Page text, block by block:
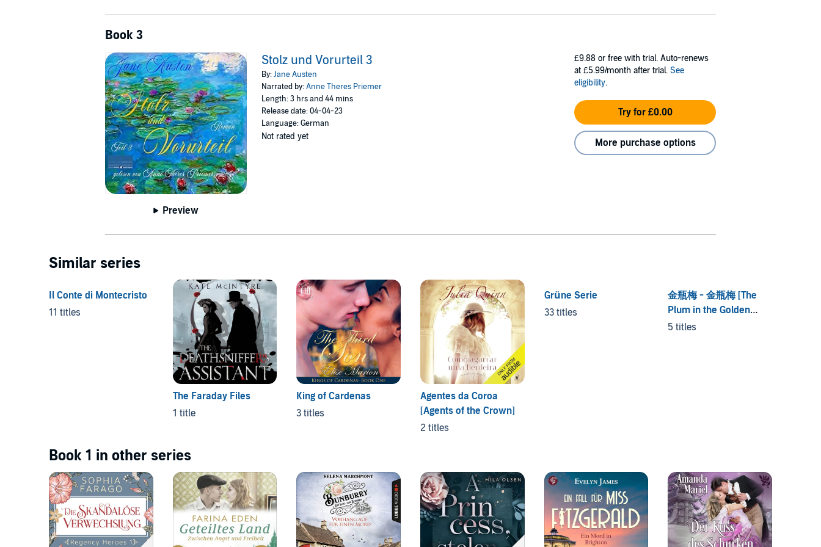
Book 3
Preview
Stolz und Vorurteil 3
By:Jane Austen
Narrated by:Anne Theres Priemer
Length: 3 hrs and 44 mins
Release date: 04-04-23
Language: German
Not rated yet
£9.88 or free with trial. Auto-renews
at £5.99/month after trial. See
eligibility.
Try for £0.00
More purchase options
Similar series
Il Conte di Montecristo
11 titles
The Faraday Files
1 title
King of Cardenas
3 titles
Agentes da Coroa
[Agents of the Crown]
2 titles
Grüne Serie
33 titles
金瓶梅 - 金瓶梅 [The
Plum in the Golden
Vase]
5 titles
Book 1 in other series